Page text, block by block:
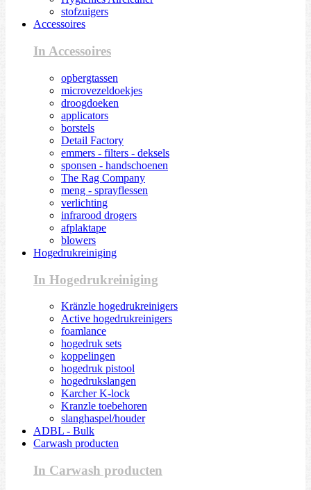
stofzuigers
Accessoires
In Accessoires
opbergtassen
microvezeldoekjes
droogdoeken
applicators
borstels
Detail Factory
emmers - filters - deksels
sponsen - handschoenen
The Rag Company
meng - sprayflessen
verlichting
infrarood drogers
afplaktape
blowers
Hogedrukreiniging
In Hogedrukreiniging
Kränzle hogedrukreinigers
Active hogedrukreinigers
foamlance
hogedruk sets
koppelingen
hogedruk pistool
hogedrukslangen
Karcher K-lock
Kranzle toebehoren
slanghaspel/houder
ADBL - Bulk
Carwash producten
In Carwash producten